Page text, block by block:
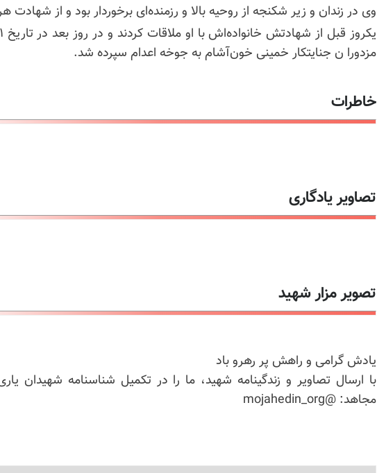
وی در زندان و زیر شکنجه از روحیه بالا و رزمنده‌ای برخوردار بود و از
مزدورا ن جنایتکار خمینی خون‌آشام به جوخه اعدام سپرده شد.
خاطرات
تصاویر یادگاری
تصویر مزار شهید
یادش گرامی و راهش پر رهرو باد
با ارسال تصاویر و زندگینامه شهید، ما را در تکمیل شناسنامه شهیدان
مجاهد: @mojahedin_org